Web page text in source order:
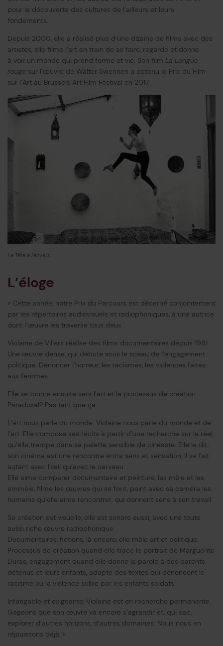
pour la découverte des cultures de l’ailleurs et leurs
fondements.
Depuis 2000, elle a réalisé plus d’une dizaine de films avec des
artistes, elle filme l’art en train de se faire, regarde et donne
à voir un monde qui prend forme et vie. Son film La Langue
rouge sur l’œuvre de Walter Swennen a obtenu le Prix du Film
sur l’Art au Brussels Art Film Festival en 2017.
La Tête à l’envers
L’éloge
« Cette année, notre Prix du Parcours est décerné conjointement
par les répertoires audiovisuels et radiophoniques, à une autrice
dont l’œuvre les traverse tous deux.
Violaine de Villers réalise des films documentaires depuis 1981.
Une œuvre dense, qui débute sous le sceau de l’engagement
politique. Dénoncer l’horreur, les racismes, les violences faites
aux femmes…
Elle se tourne ensuite vers l’art et le processus de création.
Paradoxal? Pas tant que ça…
L’art nous parle du monde. Violaine nous parle du monde et de
l’art. Elle compose ses récits à partir d’une recherche sur le réel,
qu’elle trempe dans sa palette sensible de cinéaste. Elle le dit,
son cinéma est une rencontre entre sens et sensation, il se fait
autant avec l’œil qu’avec le cerveau.
Elle aime comparer documentaire et peinture, les mêle et les
emmêle, filme les œuvres qui se font, peint avec sa caméra les
humains qu’elle aime rencontrer, qui donnent sens à son travail.
Sa création est visuelle, elle est sonore aussi, avec une toute
aussi riche œuvre radiophonique.
Documentaires, fictions, là encore, elle mêle art et politique.
Processus de création quand elle trace le portrait de Marguerite
Duras, engagement quand elle donne la parole à des parents
détenus et leurs enfants, adapte des textes qui dénoncent le
racisme ou la violence subie par les enfants soldats.
Infatigable et exigeante, Violaine est en recherche permanente.
Gageons que son œuvre va encore s’agrandir et, qui sait,
explorer d’autres horizons, d’autres domaines. Nous nous en
réjouissons déjà. »